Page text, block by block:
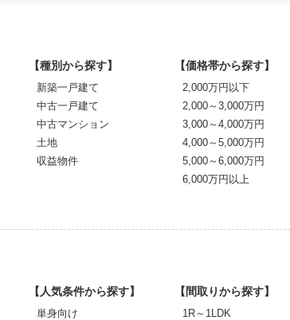
【種別から探す】
新築一戸建て
中古一戸建て
中古マンション
土地
収益物件
【価格帯から探す】
2,000万円以下
2,000～3,000万円
3,000～4,000万円
4,000～5,000万円
5,000～6,000万円
6,000万円以上
【人気条件から探す】
単身向け
【間取りから探す】
1R～1LDK